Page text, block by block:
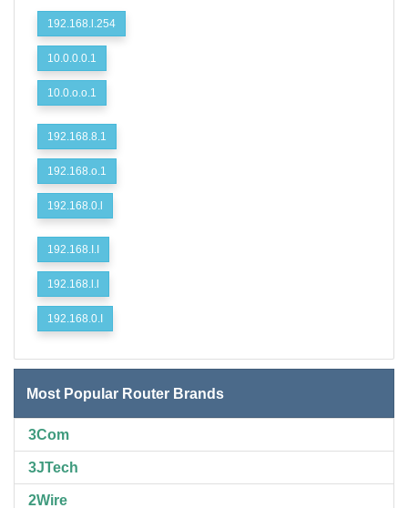
192.168.l.254
10.0.0.0.1
10.0.o.o.1
192.168.8.1
192.168.o.1
192.168.0.l
192.168.I.I
192.168.l.l
192.168.0.I
Most Popular Router Brands
3Com
3JTech
2Wire